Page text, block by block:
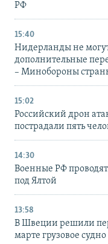
РФ
15:40
Нидерланды не
дополнительные
– Минобороны
15:02
Российский дрон
пострадали пять
14:30
Военные РФ
под Ялтой
13:58
В Швеции решили
марте грузовое